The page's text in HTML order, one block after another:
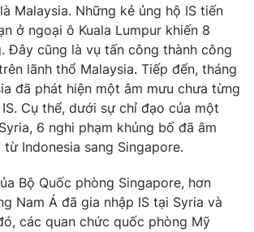
Podcast
Infographic
VTV Thể thao
Malaysia. Những kẻ ủng hộ IS tiến
ở ngoại ô Kuala Lumpur khiến 8
Đây cũng là vụ tấn công thành công
lãnh thổ Malaysia. Tiếp đến, tháng
đã phát hiện một âm mưu chưa từng
Cụ thể, dưới sự chỉ đạo của một
6 nghi phạm khủng bố đã âm
Indonesia sang Singapore.
Bộ Quốc phòng Singapore, hơn
Nam Á đã gia nhập IS tại Syria và
các quan chức quốc phòng Mỹ